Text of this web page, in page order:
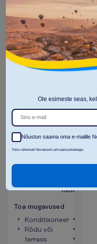
u:1829.00 €/
Kok u 3658.00 €/
Lennuinfo
Broneeri
Four
19 m² 2
hinnas
Toa mugavused
Konditsioneer
Rõdu või
terrass
Ole esimeste seas,
Nõustun saama oma e-mailile
Tutvu lähemalt Novatoursi privaatsusteabega.